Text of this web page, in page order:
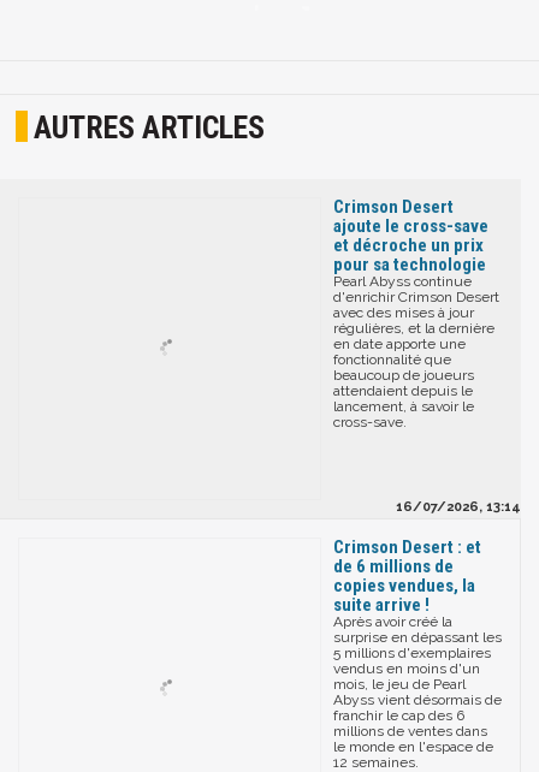
AUTRES ARTICLES
Crimson Desert
ajoute le cross-save
et décroche un prix
pour sa technologie
Pearl Abyss continue
d'enrichir Crimson Desert
avec des mises à jour
régulières, et la dernière
en date apporte une
fonctionnalité que
beaucoup de joueurs
attendaient depuis le
lancement, à savoir le
cross-save.
16/07/2026, 13:14
Crimson Desert : et
de 6 millions de
copies vendues, la
suite arrive !
Après avoir créé la
surprise en dépassant les
5 millions d'exemplaires
vendus en moins d'un
mois, le jeu de Pearl
Abyss vient désormais de
franchir le cap des 6
millions de ventes dans
le monde en l'espace de
12 semaines.